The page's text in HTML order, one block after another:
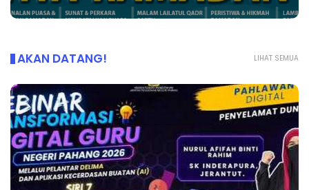
LIHAT SEMUA
AKAN DATANG!